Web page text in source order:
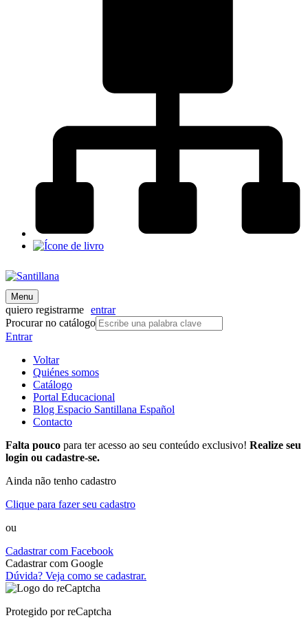
Menu
quiero registrarme entrar
Procurar no catálogo
Entrar
Voltar
Quiénes somos
Catálogo
Portal Educacional
Blog Espacio Santillana Español
Contacto
Falta pouco para ter acesso ao seu conteúdo exclusivo! Realize seu
login ou cadastre-se.
Ainda não tenho cadastro
Clique para fazer seu cadastro
ou
Cadastrar com Facebook
Cadastrar com Google
Dúvida? Veja como se cadastrar.
Protegido por reCaptcha